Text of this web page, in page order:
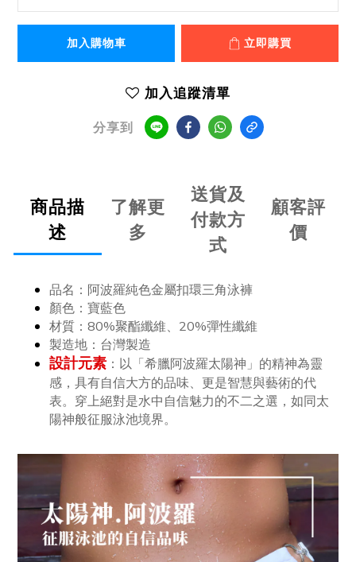
加入購物車 立即購買
加入追蹤清單
分享到
商品描
述
了解更
多
送貨及
付款方
式
顧客評
價
品名： 阿波羅純色金屬扣環三角泳褲
顏色： 寶藍色
材質：80%聚酯纖維、20%彈性纖維
製造地：台灣製造
設計元素 ： 以「希臘阿波羅太陽神」的精神為靈
感，具有自信大方的品味、更是智慧與藝術的代
表。穿上絕對是水中自信魅力的不二之選，如同太
陽神般征服泳池境界。